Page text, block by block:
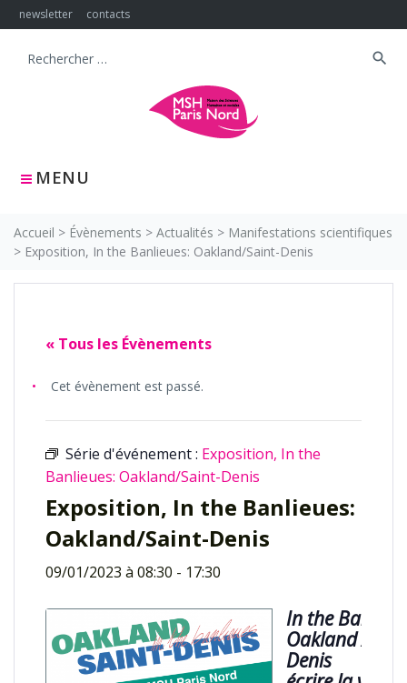
Skip
to
newsletter contacts
MENU
Search
search
Accueil > Évènements > Actualités > Manifestations scientifiques
> Exposition, In the Banlieues: Oakland/Saint-Denis
« Tous les Évènements
Cet évènement est passé.
Série d'événement : Exposition, In the
Banlieues: Oakland/Saint-Denis
Exposition, In the Banlieues:
Oakland/Saint-Denis
09/01/2023 à 08:30 - 17:30
In the
Oakland /
Denis